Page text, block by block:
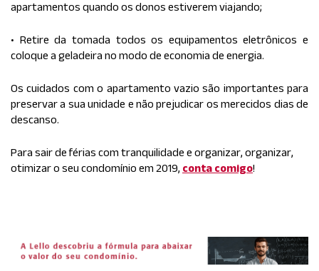
apartamentos quando os donos estiverem viajando;
• Retire da tomada todos os equipamentos eletrônicos e
coloque a geladeira no modo de economia de energia.
Os cuidados com o apartamento vazio são importantes para
preservar a sua unidade e não prejudicar os merecidos dias de
descanso.
Para sair de férias com tranquilidade e organizar, organizar,
otimizar o seu condomínio em 2019, conta comigo!